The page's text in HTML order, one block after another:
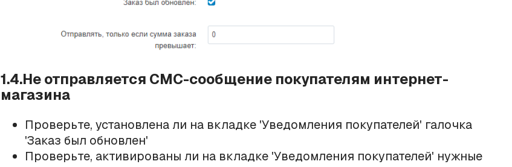
1.4.Не отправляется СМС-сообщение покупателям интернет-
магазина
Проверьте, установлена ли на вкладке 'Уведомления покупателей' галочка
'Заказ был обновлен'
Проверьте, активированы ли на вкладке 'Уведомления покупателей' нужные